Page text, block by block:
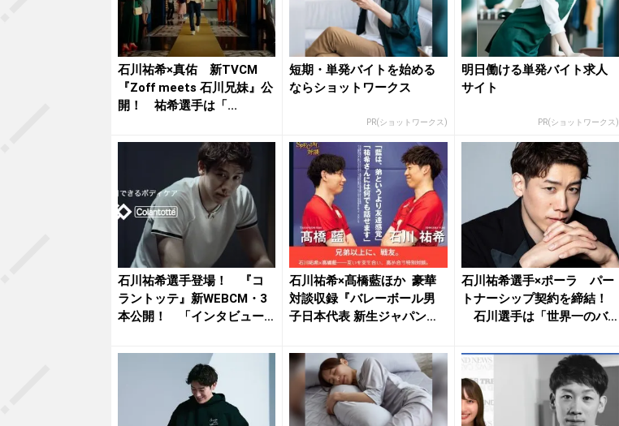
石川祐希×真佑 新TVCM
『Zoff meets 石川兄妹』公
開！ 祐希選手は「...
短期・単発バイトを始める
ならショットワークス
PR(ショットワークス)
明日働ける単発バイト求人
サイト
PR(ショットワークス)
石川祐希選手登場！ 『コ
ラントッテ』新WEBCM・3
本公開！ 「インタビュー
石川祐希×髙橋藍ほか 豪華
対談収録『バレーボール男
子日本代表 新生ジャパンの
石川祐希選手×ポーラ パー
トナーシップ契約を締結！
石川選手は「世界一のバ